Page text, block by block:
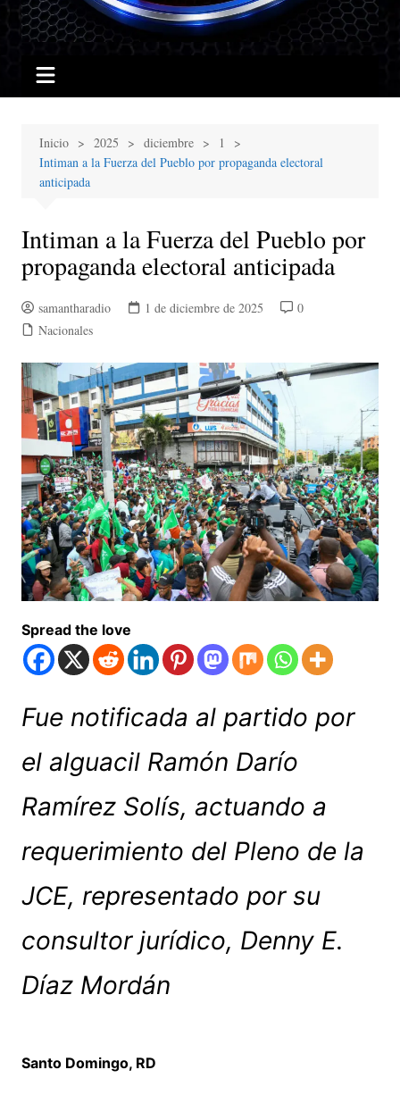
Inicio 2025 diciembre
1
Intiman a la Fuerza del Pueblo por propaganda electoral
anticipada
Intiman a la Fuerza del Pueblo por
propaganda electoral anticipada
samantharadio 1 de diciembre de 2025
0
Nacionales
Spread the love
Fue notificada al partido por
el alguacil Ramón Darío
Ramírez Solís, actuando a
requerimiento del Pleno de la
JCE, representado por su
consultor jurídico, Denny E.
Díaz Mordán
Santo Domingo, RD